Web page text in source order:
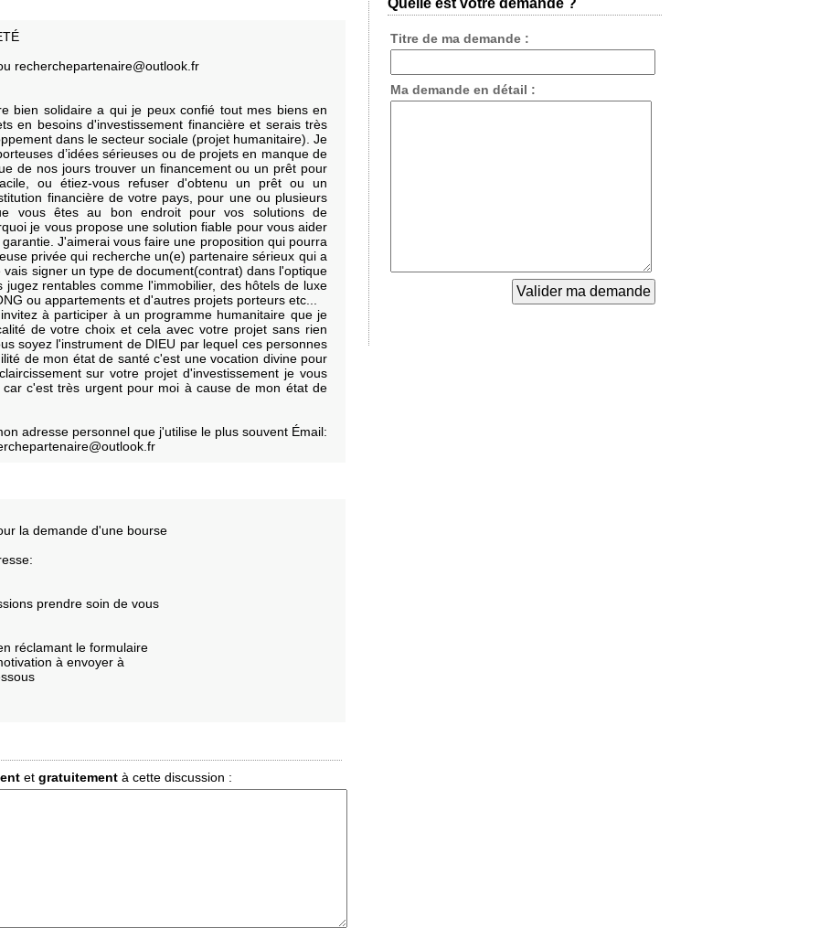
recherchepartenaire@outlook.fr
bien solidaire a qui je peux confié tout mes biens en
en besoins d'investissement financière et serais très
dans le secteur sociale (projet humanitaire). Je
d’idées sérieuses ou de projets en manque de
de nos jours trouver un financement ou un prêt pour
ou étiez-vous refuser d'obtenu un prêt ou un
financière de votre pays, pour une ou plusieurs
vous êtes au bon endroit pour vos solutions de
je vous propose une solution fiable pour vous aider
J'aimerai vous faire une proposition qui pourra
privée qui recherche un(e) partenaire sérieux qui a
vais signer un type de document(contrat) dans l'optique
rentables comme l'immobilier, des hôtels de luxe
ou appartements et d'autres projets porteurs etc...
à participer à un programme humanitaire que je
de votre choix et cela avec votre projet sans rien
soyez l'instrument de DIEU par lequel ces personnes
de mon état de santé c'est une vocation divine pour
sur votre projet d'investissement je vous
c'est très urgent pour moi à cause de mon état de
adresse personnel que j'utilise le plus souvent Émail:
la demande d'une bourse
prendre soin de vous
réclamant le formulaire
à envoyer à
et gratuitement à cette discussion :
Quelle est votre demande ?
Titre de ma demande :
Ma demande en détail :